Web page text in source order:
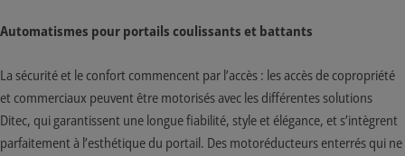
Automatismes pour portails coulissants et battants
La sécurité et le confort commencent par l’accès : les accès de copropriété
et commerciaux peuvent être motorisés avec les différentes solutions
Ditec, qui garantissent une longue fiabilité, style et élégance, et s’intègrent
parfaitement à l’esthétique du portail. Des motoréducteurs enterrés qui ne